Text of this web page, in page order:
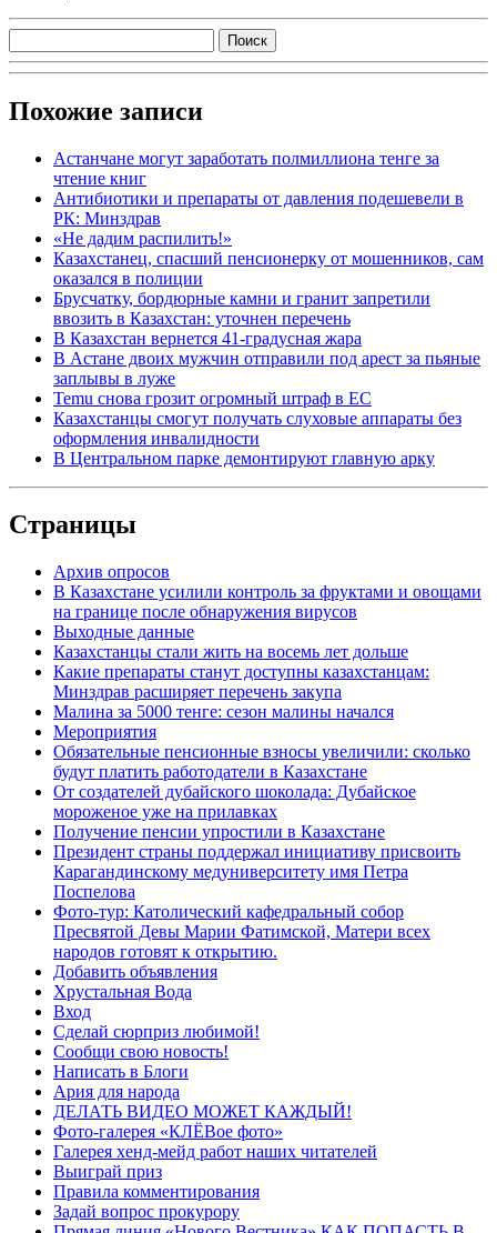
Похожие записи
Астанчане могут заработать полмиллиона тенге за
чтение книг
Антибиотики и препараты от давления подешевели в
РК: Минздрав
«Не дадим распилить!»
Казахстанец, спасший пенсионерку от мошенников, сам
оказался в полиции
Брусчатку, бордюрные камни и гранит запретили
ввозить в Казахстан: уточнен перечень
В Казахстан вернется 41-градусная жара
В Астане двоих мужчин отправили под арест за пьяные
заплывы в луже
Temu снова грозит огромный штраф в ЕС
Казахстанцы смогут получать слуховые аппараты без
оформления инвалидности
В Центральном парке демонтируют главную арку
Страницы
Архив опросов
В Казахстане усилили контроль за фруктами и овощами
на границе после обнаружения вирусов
Выходные данные
Казахстанцы стали жить на восемь лет дольше
Какие препараты станут доступны казахстанцам:
Минздрав расширяет перечень закупа
Малина за 5000 тенге: сезон малины начался
Мероприятия
Обязательные пенсионные взносы увеличили: сколько
будут платить работодатели в Казахстане
От создателей дубайского шоколада: Дубайское
мороженое уже на прилавках
Получение пенсии упростили в Казахстане
Президент страны поддержал инициативу присвоить
Карагандинскому медуниверситету имя Петра
Поспелова
Фото-тур: Католический кафедральный собор
Пресвятой Девы Марии Фатимской, Матери всех
народов готовят к открытию.
Добавить объявления
Хрустальная Вода
Вход
Сделай сюрприз любимой!
Сообщи свою новость!
Написать в Блоги
Ария для народа
ДЕЛАТЬ ВИДЕО МОЖЕТ КАЖДЫЙ!
Фото-галерея «КЛЁВое фото»
Галерея хенд-мейд работ наших читателей
Выиграй приз
Правила комментирования
Задай вопрос прокурору